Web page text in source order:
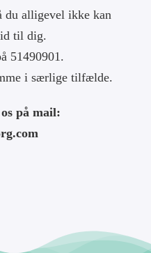
du alligevel ikke kan
til dig.
51490901.
i særlige tilfælde.
på mail: